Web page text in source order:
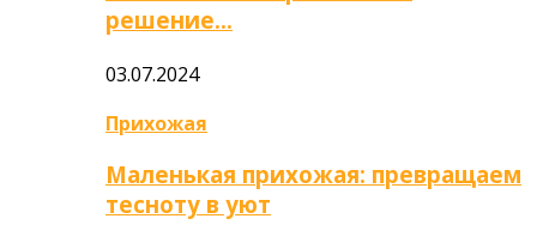
решение…
03.07.2024
Прихожая
Маленькая прихожая: превращаем
тесноту в уют